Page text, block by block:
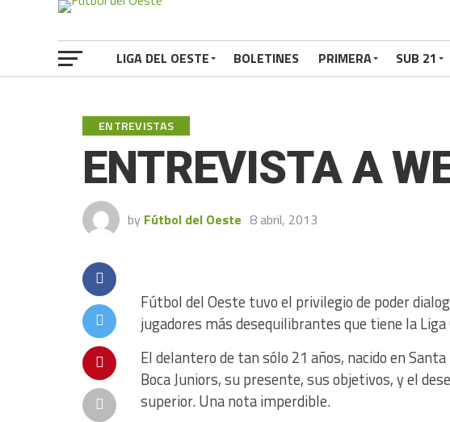
LIGA DEL OESTE BOLETINES PRIMERA SUB 21
ENTREVISTAS
ENTREVISTA A
by Fútbol del Oeste 8 abril, 2013
Fútbol del Oeste tuvo el privilegio de poder
jugadores más desequilibrantes que tiene la
El delantero de tan sólo 21 años, nacido en
Boca Juniors, su presente, sus objetivos, y el
superior. Una nota imperdible.